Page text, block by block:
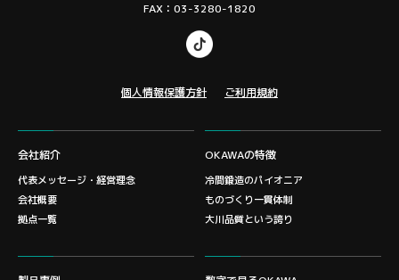
FAX：03-3280-1820
個人情報保護方針 ご利用規約
会社紹介
代表メッセージ・経営理念
会社概要
拠点一覧
OKAWAの特徴
冷間鍛造のパイオニア
ものづくり一貫体制
大川品質という誇り